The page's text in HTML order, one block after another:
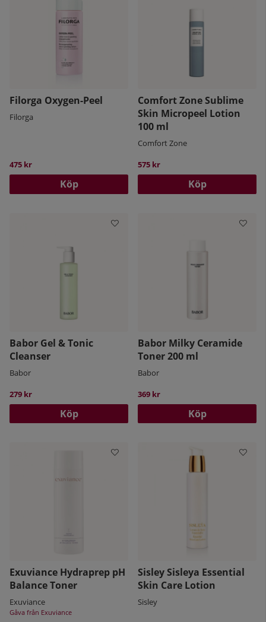
Filorga Oxygen-Peel
Filorga
475 kr
Köp
Comfort Zone Sublime
Skin Micropeel Lotion
100 ml
Comfort Zone
575 kr
Köp
Babor Gel & Tonic
Cleanser
Babor
279 kr
Köp
Babor Milky Ceramide
Toner 200 ml
Babor
369 kr
Köp
Exuviance Hydraprep pH
Balance Toner
Exuviance
Gåva från Exuviance
Sisley Sisleya Essential
Skin Care Lotion
Sisley